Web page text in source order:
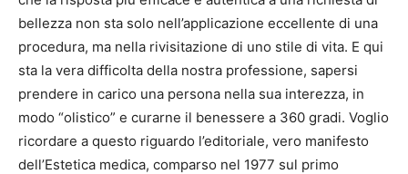
bellezza non sta solo nell’applicazione eccellente di una
procedura, ma nella rivisitazione di uno stile di vita. E qui
sta la vera difficolta della nostra professione, sapersi
prendere in carico una persona nella sua interezza, in
modo “olistico” e curarne il benessere a 360 gradi. Voglio
ricordare a questo riguardo l’editoriale, vero manifesto
dell’Estetica medica, comparso nel 1977 sul primo